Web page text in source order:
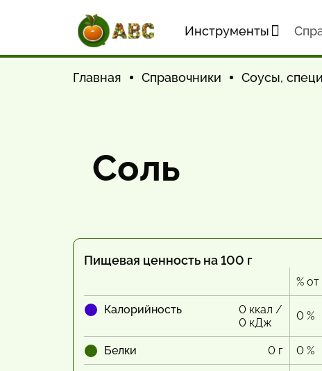
Инструменты
Главная Справочники Соусы,
Соль
Пищевая ценность на 100 г
%
Калорийность
0 ккал /
0 кДж
0 %
Белки 0 г 0 %